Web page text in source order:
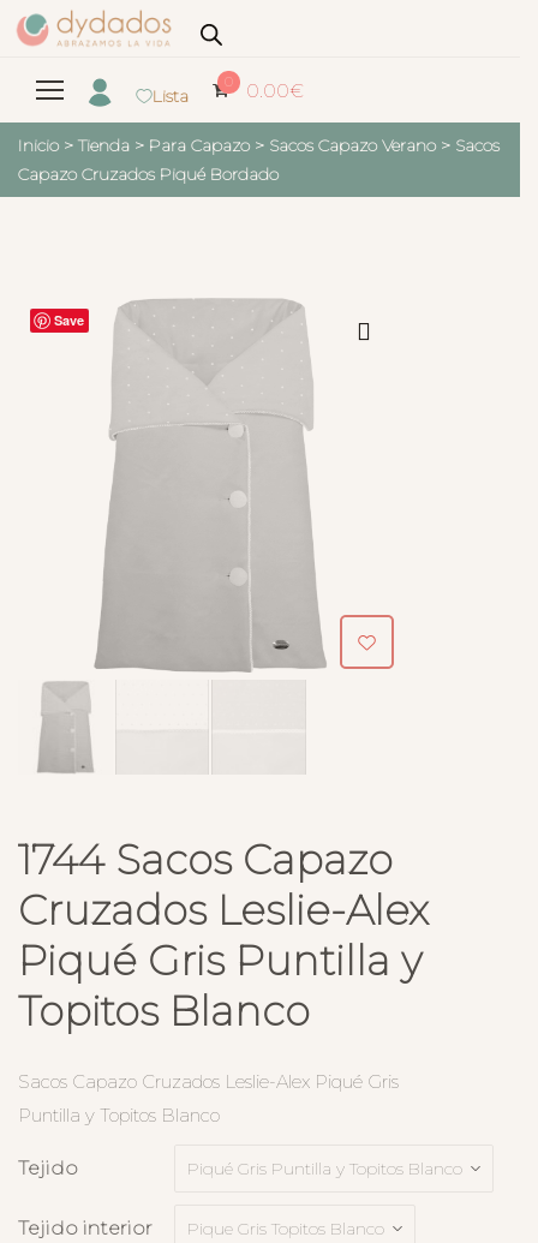
Lista
0 0.00€
Inicio > Tienda > Para Capazo > Sacos Capazo Verano > Sacos
Capazo Cruzados Piqué Bordado
Save
1744 Sacos Capazo
Cruzados Leslie-Alex
Piqué Gris Puntilla y
Topitos Blanco
Sacos Capazo Cruzados Leslie-Alex Piqué Gris
Puntilla y Topitos Blanco
Tejido
Tejido interior